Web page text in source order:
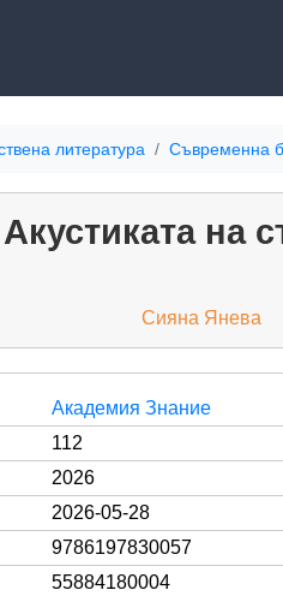
литература Съвременна
Акустиката на
Сияна Янева
Академия Знание
112
2026
2026-05-28
9786197830057
55884180004